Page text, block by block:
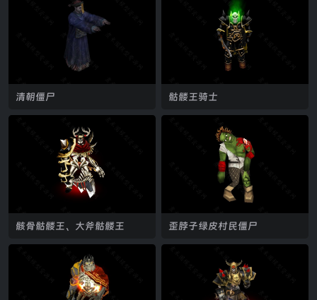
清朝僵尸 骷髅王骑士
骸骨骷髅王、大斧骷髅王 歪脖子绿皮村民僵尸